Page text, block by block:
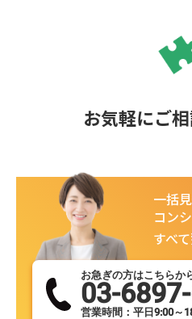
お気軽にご
一括
コン
すべて
お急ぎの方はこちらか
03-
営業時間：平日9:00～